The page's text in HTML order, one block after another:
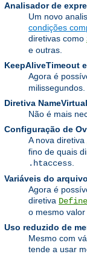
Analisador de
Um novo
condições
diretivas como
e outras.
KeepAliveTimeout
Agora é
milissegundos.
Diretiva
Não é mais
Configuração de
A nova diretiva
fino de quais
.htaccess
Variáveis do
Agora é
diretiva Define
o mesmo
Uso reduzido de
Mesmo com
tende a usar